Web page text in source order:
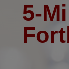
5-